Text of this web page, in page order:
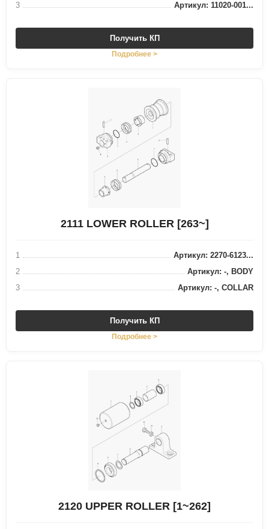
3 Артикул: 11020-001...
Получить КП
Подробнее >
2111 LOWER ROLLER [263~]
1
Артикул: 2270-6123...
2
Артикул: -, BODY
3
Артикул: -, COLLAR
Получить КП
Подробнее >
2120 UPPER ROLLER [1~262]